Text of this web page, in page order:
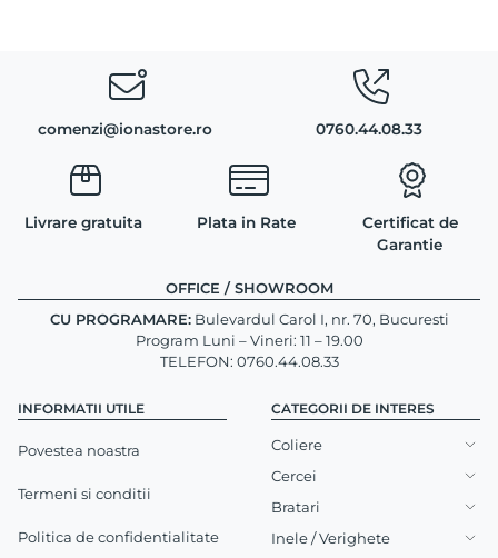
comenzi@ionastore.ro 0760.44.08.33
Livrare gratuita Plata in Rate
Certificat de
Garantie
INFORMATII UTILE
Povestea noastra
Termeni si conditii
Politica de confidentialitate
OFFICE / SHOWROOM
CU PROGRAMARE:Bulevardul Carol I, nr. 70, Bucuresti
Program Luni – Vineri: 11 – 19.00
TELEFON: 0760.44.08.33
CATEGORII DE INTERES
Coliere
Cercei
Bratari
Inele / Verighete